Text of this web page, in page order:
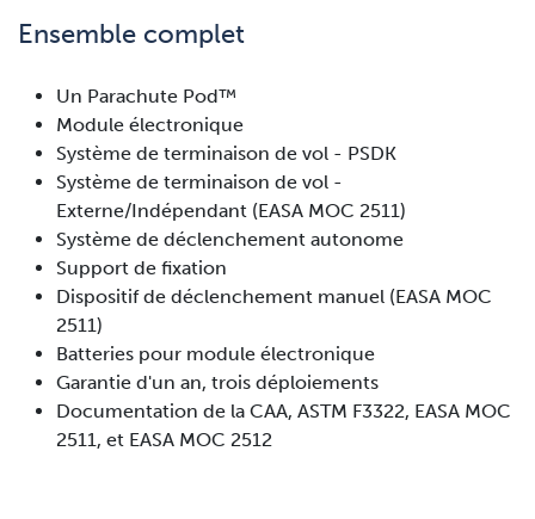
Ensemble complet
Un Parachute Pod™
Module électronique
Système de terminaison de vol - PSDK
Système de terminaison de vol -
Externe/Indépendant (EASA MOC 2511)
Système de déclenchement autonome
Support de fixation
Dispositif de déclenchement manuel (EASA MOC
2511)
Batteries pour module électronique
Garantie d'un an, trois déploiements
Documentation de la CAA, ASTM F3322, EASA MOC
2511, et EASA MOC 2512